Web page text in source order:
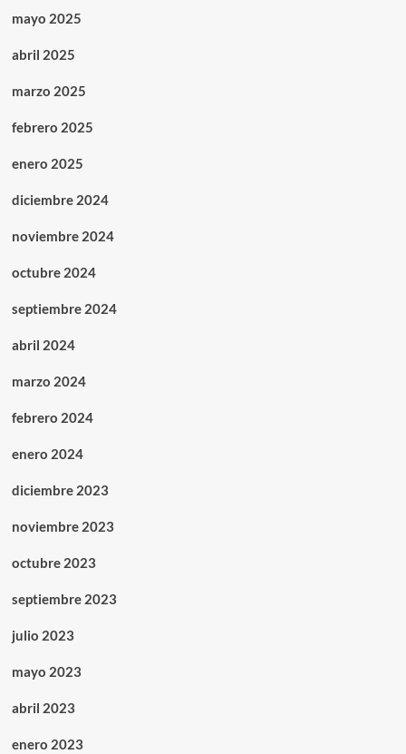
mayo 2025
abril 2025
marzo 2025
febrero 2025
enero 2025
diciembre 2024
noviembre 2024
octubre 2024
septiembre 2024
abril 2024
marzo 2024
febrero 2024
enero 2024
diciembre 2023
noviembre 2023
octubre 2023
septiembre 2023
julio 2023
mayo 2023
abril 2023
enero 2023